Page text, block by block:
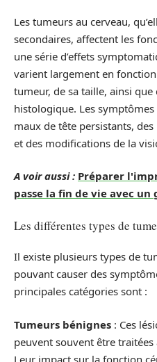
Les tumeurs au cerveau,
secondaires, affectent les
une série d’effets
varient largement en
tumeur, de sa taille, ainsi que
histologique. Les
maux de tête persistants,
et des modifications de la
A voir aussi : Préparer
passe la fin de vie avec
Les différentes types de
Il existe plusieurs types de
pouvant causer des
principales catégories sont :
Tumeurs bénignes : Ces
peuvent souvent être
Leur impact sur la fonction